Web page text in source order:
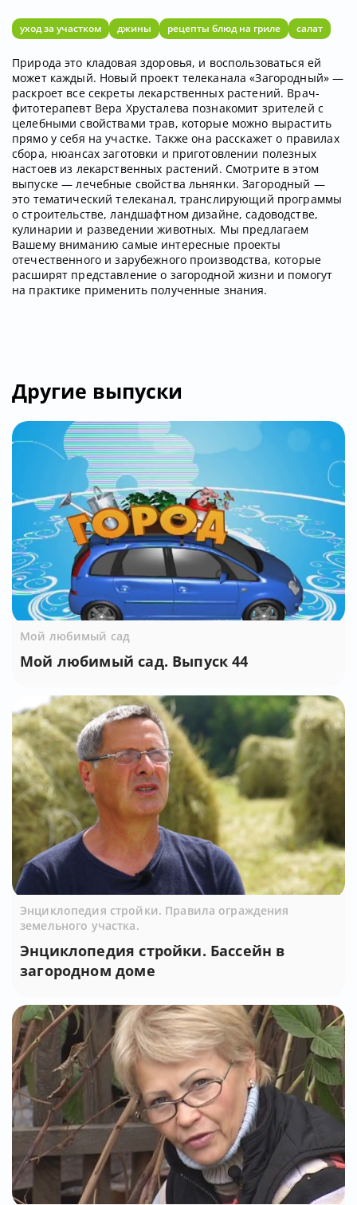
уход за участком джины рецепты блюд на гриле салат
Природа это кладовая здоровья, и воспользоваться ей
может каждый. Новый проект телеканала «Загородный» —
раскроет все секреты лекарственных растений. Врач-
фитотерапевт Вера Хрусталева познакомит зрителей с
целебными свойствами трав, которые можно вырастить
прямо у себя на участке. Также она расскажет о правилах
сбора, нюансах заготовки и приготовлении полезных
настоев из лекарственных растений. Смотрите в этом
выпуске — лечебные свойства льнянки. Загородный —
это тематический телеканал, транслирующий программы
о строительстве, ландшафтном дизайне, садоводстве,
кулинарии и разведении животных. Мы предлагаем
Вашему вниманию самые интересные проекты
отечественного и зарубежного производства, которые
расширят представление о загородной жизни и помогут
на практике применить полученные знания.
Другие выпуски
Мой любимый сад
Мой любимый сад. Выпуск 44
Энциклопедия стройки. Правила ограждения
земельного участка.
Энциклопедия стройки. Бассейн в
загородном доме